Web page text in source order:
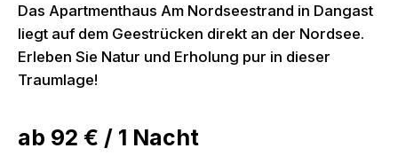
Das Apartmenthaus Am Nordseestrand in Dangast
liegt auf dem Geestrücken direkt an der Nordsee.
Erleben Sie Natur und Erholung pur in dieser
Traumlage!
ab 92 € / 1 Nacht